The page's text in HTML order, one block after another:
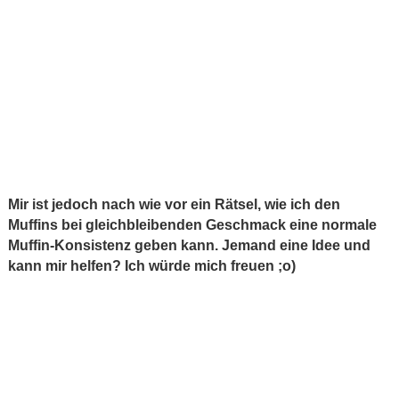
Mir ist jedoch nach wie vor ein Rätsel, wie ich den
Muffins bei gleichbleibenden Geschmack eine normale
Muffin-Konsistenz geben kann. Jemand eine Idee und
kann mir helfen? Ich würde mich freuen ;o)